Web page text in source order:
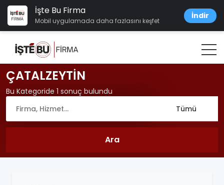
İşte Bu Firma
Mobil uygulamada daha fazlasını keşfet
İndir
ÇATALZEYTİN
Bu Kategoride 1 sonuç bulundu